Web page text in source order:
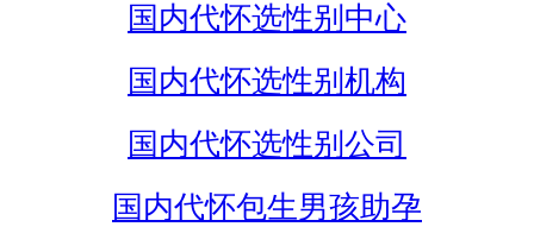
国内代怀选性别中心
国内代怀选性别机构
国内代怀选性别公司
国内代怀包生男孩助孕